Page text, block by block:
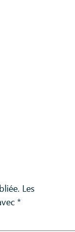
Les
*